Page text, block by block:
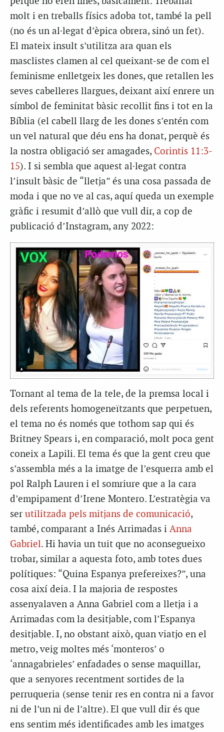
molt i en treballs físics adoba tot, també la pell
(no és un al·legat d’èpica obrera, sinó un fet).
El mateix insult s’utilitza ara quan els
masclistes clamen al cel queixant-se de com el
feminisme enlletgeix les dones, que retallen les
seves cabelleres llargues, deixant així enrere un
símbol de feminitat bàsic recollit fins i tot en la
Bíblia (el cabell llarg de les dones s’entén com
un vel natural que déu ens ha donat, perquè és
la nostra obligació ser amagades, Corintis 11:3-
15). I si sembla que aquest al·legat contra
l’insult bàsic de “lletja” és una cosa passada de
moda i que no ve al cas, aquí queda un exemple
gràfic i resumit d’allò que vull dir, a cop de
publicació d’Instagram, any 2022:
Tornant al tema de la tele, de la premsa local i
dels referents homogeneïtzants que perpetuen,
el tema no és només que tothom sap qui és
Britney Spears i, en comparació, molt poca gent
coneix a Lapili. El tema és que la gent creu que
s’assembla més a la imatge de l’esquerra amb el
pol Ralph Lauren i el somriure que a la cara
d’empipament d’Irene Montero. L’estratègia va
ser utilitzada pels mitjans de comunicació,
també, comparant a Inés Arrimadas i Anna
Gabriel. Hi havia un tuit que no aconsegueixo
trobar, similar a aquesta foto, amb totes dues
polítiques: “Quina Espanya prefereixes?”, una
cosa així deia. I la majoria de respostes
assenyalaven a Anna Gabriel com a lletja i a
Arrimadas com la desitjable, com l’Espanya
desitjable. I, no obstant això, quan viatjo en el
metro, veig moltes més ‘monteros’ o
‘annagabrieles’ enfadades o sense maquillar,
que a senyores recentment sortides de la
perruqueria (sense tenir res en contra ni a favor
ni de l’un ni de l’altre). El que vull dir és que
ens sentim més identificades amb les imatges